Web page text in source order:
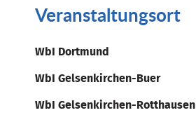
Veranstaltungsort
WbI Dortmund
WbI Gelsenkirchen-Buer
WbI Gelsenkirchen-Rotthausen